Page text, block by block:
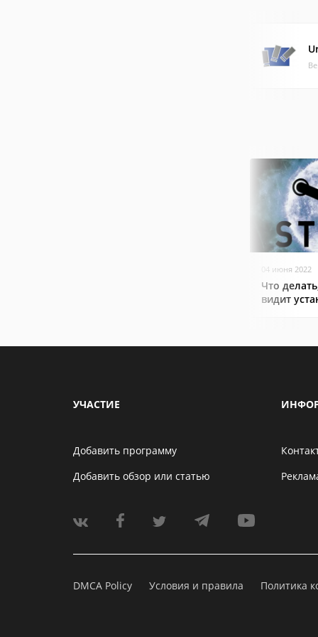
04 июня 2022
Что
видит
УЧАСТИЕ
Добавить программу
Добавить обзор или статью
DMCA Policy Условия и правила Политика